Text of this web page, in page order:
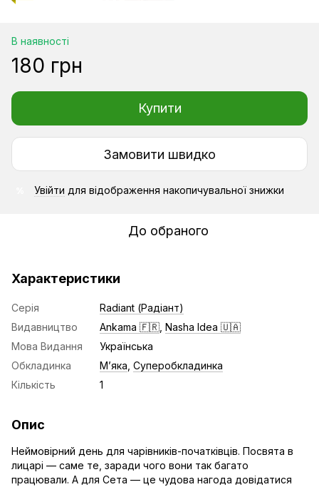
В наявності
180 грн
Купити
Замовити швидко
Увійти для відображення накопичувальної знижки
До обраного
Характеристики
Серія
Radiant (Радіант)
Видавництво
Ankama 🇫🇷 Nasha Idea 🇺🇦
Мова Видання
Українська
Обкладинка
Мʼяка Суперобкладинка
Кількість
1
Опис
Неймовірний день для чарівників-початківців. Посвята в
лицарі — саме те, заради чого вони так багато
працювали. А для Сета — це чудова нагода довідатися